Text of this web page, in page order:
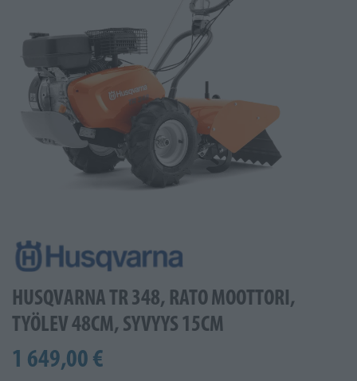
HUSQVARNA TR 348, RATO MOOTTORI,
TYÖLEV 48CM, SYVYYS 15CM
1 649,00 €